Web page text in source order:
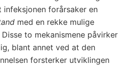
infeksjonen forårsaker en
med en rekke mulige
to mekanismene påvirker
blant annet ved at den
forsterker utviklingen